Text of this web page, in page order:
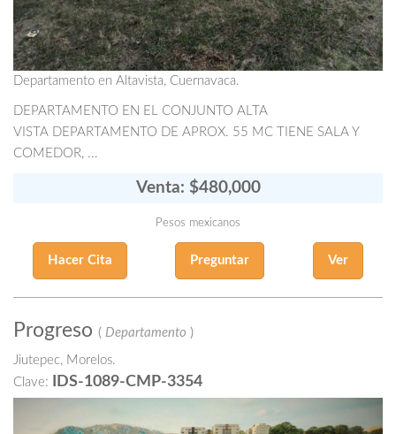
Departamento en Altavista, Cuernavaca.
DEPARTAMENTO EN EL CONJUNTO ALTA
VISTA DEPARTAMENTO DE APROX. 55 MC TIENE SALA Y
COMEDOR, ...
Venta: $480,000
Pesos mexicanos
Hacer Cita Preguntar Ver
Progreso ( Departamento )
Jiutepec, Morelos.
Clave:
IDS-1089-CMP-3354